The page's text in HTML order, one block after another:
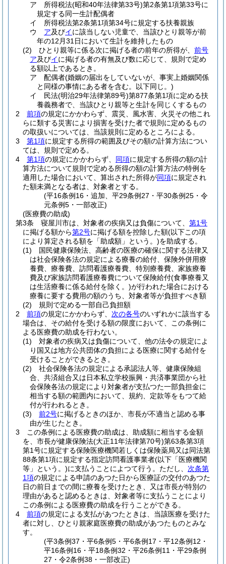
ア
所得税法(昭和40年法律第33号)第2条第1項第33号に
規定する同一生計配偶者
イ
所得税法第2条第1項第34号に規定する扶養親族
ウ
ア及びイに該当しない児童で、当該ひとり親等が前
年の12月31日において生計を維持したもの
(2)
ひとり親等に係る次に掲げる者の前年の所得が、 前号
ア及びイに掲げる者の有無及び数に応じて、規則で定め
る額以上であるとき。
ア
配偶者(婚姻の届出をしていないが、事実上婚姻関係
と同様の事情にある者を含む。以下同じ。)
イ
民法(明治29年法律第89号)第877条第1項に定める扶
養義務者で、当該ひとり親等と生計を同じくするもの
2
前項の規定にかかわらず、震災、風水害、火災その他これ
らに類する災害により損害を受けた者で規則に定めるもの
の取扱いについては、当該規則に定めるところによる。
3
第1項に規定する所得の範囲及びその額の計算方法につい
ては、規則で定める。
4
第1項の規定にかかわらず、 同項に規定する所得の額の計
算方法について規則で定める所得の額の計算方法の特例を
適用した場合において、算出された所得が同項に規定され
た額未満となる者は、対象者とする。
(平16条例16・追加、平29条例27・平30条例25・令
元条例5・一部改正)
(医療費の助成)
第3条
寝屋川市は、対象者の疾病又は負傷について、 第1号
に掲げる額から第2号に掲げる額を控除した額(以下この項
により算定される額を「助成額」という。)を助成する。
(1)
国民健康保険法、高齢者の医療の確保に関する法律又
は社会保険各法の規定による療養の給付、保険外併用療
養費、療養費、訪問看護療養費、特別療養費、家族療養
費及び家族訪問看護療養費について保険給付(食事療養又
は生活療養に係る給付を除く。)が行われた場合における
療養に要する費用の額のうち、対象者等が負担すべき額
(2)
規則で定める一部自己負担額
2
前項の規定にかかわらず、 次の各号のいずれかに該当する
場合は、その給付を受ける額の限度において、この条例に
よる医療費の助成を行わない。
(1)
対象者の疾病又は負傷について、他の法令の規定によ
り国又は地方公共団体の負担による医療に関する給付を
受けることができるとき。
(2)
社会保険各法の規定による承認法人等、健康保険組
合、共済組合又は日本私立学校振興・共済事業団から社
会保険各法の規定により対象者が支払つた一部負担金に
相当する額の範囲内において、規約、定款等をもつて給
付が行われるとき。
(3)
前2号に掲げるときのほか、市長が不適当と認める事
由が生じたとき。
3
この条例による医療費の助成は、助成額に相当する金額
を、市長が健康保険法(大正11年法律第70号)第63条第3項
第1号に規定する保険医療機関若しくは保険薬局又は同法第
88条第1項に規定する指定訪問看護事業者(以下「医療機関
等」という。)に支払うことによつて行う。 ただし、 次条第
1項の規定による申請のあつた日から医療証の交付のあつた
日の前日までの間に療養を受けたとき、又は市長が特別の
理由があると認めるときは、対象者等に支払うことにより
この条例による医療費の助成を行うことができる。
4
前項の規定による支払があつたときは、当該医療を受けた
者に対し、ひとり親家庭医療費の助成があつたものとみな
す。
(平3条例37・平6条例5・平6条例17・平12条例12・
平16条例16・平18条例32・平26条例11・平29条例
27・令2条例38・一部改正)